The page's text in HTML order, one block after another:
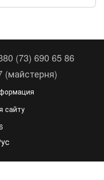
(73) 690 65 86
(майстерня)
сайту